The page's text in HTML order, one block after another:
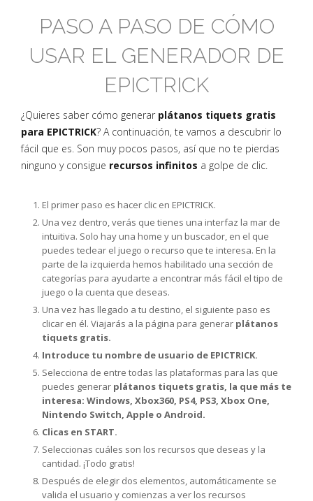
PASO A PASO DE CÓMO
USAR EL GENERADOR DE
EPICTRICK
¿Quieres saber cómo generar plátanos tiquets gratis
para EPICTRICK? A continuación, te vamos a descubrir lo
fácil que es. Son muy pocos pasos, así que no te pierdas
ninguno y consigue recursos infinitos a golpe de clic.
El primer paso es hacer clic en EPICTRICK.
Una vez dentro, verás que tienes una interfaz la mar de
intuitiva. Solo hay una home y un buscador, en el que
puedes teclear el juego o recurso que te interesa. En la
parte de la izquierda hemos habilitado una sección de
categorías para ayudarte a encontrar más fácil el tipo de
juego o la cuenta que deseas.
Una vez has llegado a tu destino, el siguiente paso es
clicar en él. Viajarás a la página para generar plátanos
tiquets gratis.
Introduce tu nombre de usuario de EPICTRICK.
Selecciona de entre todas las plataformas para las que
puedes generar plátanos tiquets gratis, la que más te
interesa: Windows, Xbox360, PS4, PS3, Xbox One,
Nintendo Switch, Apple o Android.
Clicas en START.
Seleccionas cuáles son los recursos que deseas y la
cantidad. ¡Todo gratis!
Después de elegir dos elementos, automáticamente se
valida el usuario y comienzas a ver los recursos